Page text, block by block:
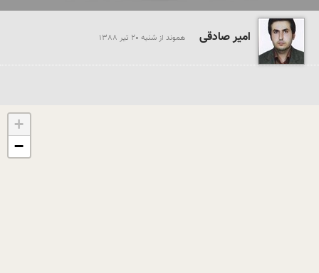
امیر صادقی هموند از شنبه 20 تير 1388
+
−